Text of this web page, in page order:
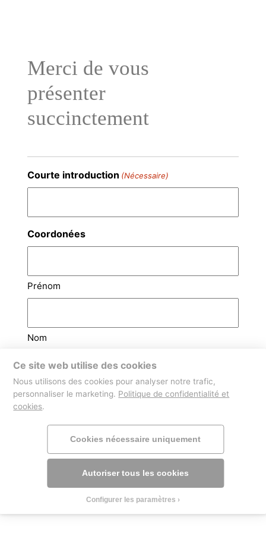
Merci de vous
présenter
succinctement
Courte introduction (Nécessaire)
Coordonées
Prénom
Nom
Email (Nécessaire)
Téléphone
Ce site web utilise des cookies
Nous utilisons des cookies pour analyser notre trafic,
personnaliser le marketing. Politique de confidentialité et
cookies.
Cookies nécessaire uniquement
Autoriser tous les cookies
Configurer les paramètres